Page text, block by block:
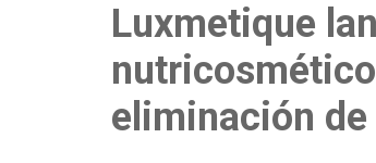
Luxmetique
eliminación